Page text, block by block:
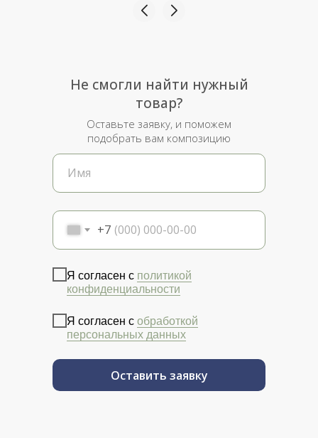
+7
Я согласен с политикой
конфиденциальности
Я согласен с обработкой
персональных данных
Оставить заявку
Не смогли найти нужный
товар?
Оставьте заявку, и поможем
подобрать вам композицию